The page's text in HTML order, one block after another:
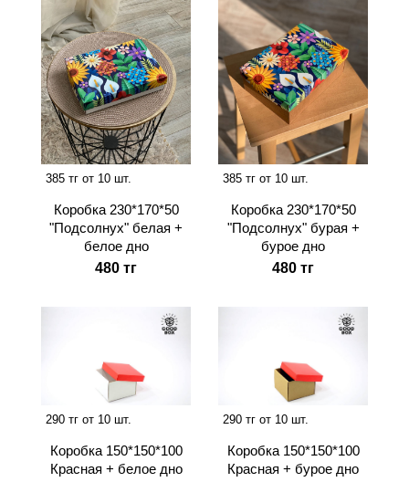
385 тг от 10 шт.
Коробка 230*170*50
"Подсолнух" белая +
белое дно
480 тг
385 тг от 10 шт.
Коробка 230*170*50
"Подсолнух" бурая +
бурое дно
480 тг
290 тг от 10 шт.
Коробка 150*150*100
Красная + белое дно
290 тг от 10 шт.
Коробка 150*150*100
Красная + бурое дно